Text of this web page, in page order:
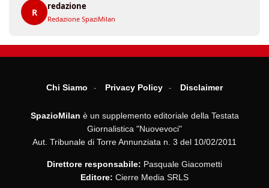
R
redazione
Redazione SpaziMilan
Chi Siamo Privacy Policy Disclaimer
SpazioMilan è un supplemento editoriale della Testata
Giornalistica "Nuovevoci"
Aut. Tribunale di Torre Annunziata n. 3 del 10/02/2011
Direttore responsabile: Pasquale Giacometti
Editore: Cierre Media SRLS